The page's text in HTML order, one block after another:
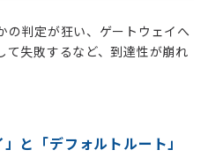
の判定が狂い、ゲートウェイへ
て失敗するなど、到達性が崩れ
と「デフォルトルート」